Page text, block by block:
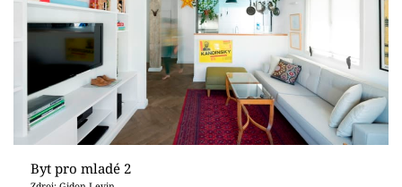
Byt pro mladé 2